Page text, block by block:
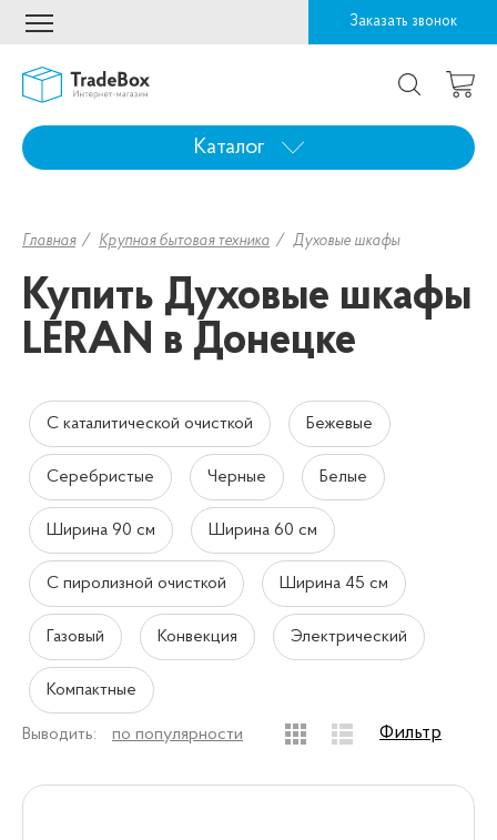
Заказать звонок
Каталог
Главная Крупная бытовая техника Духовые шкафы
Купить Духовые шкафы
LERAN в Донецке
С каталитической очисткой Бежевые
Серебристые Черные Белые
Ширина 90 см Ширина 60 см
С пиролизной очисткой Ширина 45 см
Газовый Конвекция Электрический
Компактные
Выводить: по популярности Фильтр